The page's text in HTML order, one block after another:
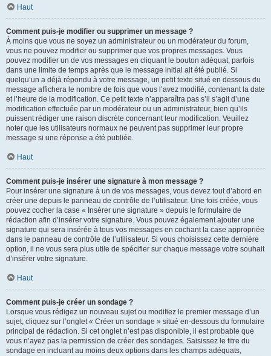
Haut
Comment puis-je modifier ou supprimer un message ?
À moins que vous ne soyez un administrateur ou un modérateur du forum,
vous ne pouvez modifier ou supprimer que vos propres messages. Vous
pouvez modifier un de vos messages en cliquant le bouton adéquat, parfois
dans une limite de temps après que le message initial ait été publié. Si
quelqu’un a déjà répondu à votre message, un petit texte situé en dessous du
message affichera le nombre de fois que vous l’avez modifié, contenant la date
et l’heure de la modification. Ce petit texte n’apparaîtra pas s’il s’agit d’une
modification effectuée par un modérateur ou un administrateur, bien qu’ils
puissent rédiger une raison discrète concernant leur modification. Veuillez
noter que les utilisateurs normaux ne peuvent pas supprimer leur propre
message si une réponse a été publiée.
Haut
Comment puis-je insérer une signature à mon message ?
Pour insérer une signature à un de vos messages, vous devez tout d’abord en
créer une depuis le panneau de contrôle de l’utilisateur. Une fois créée, vous
pouvez cocher la case « Insérer une signature » depuis le formulaire de
rédaction afin d’insérer votre signature. Vous pouvez également ajouter une
signature qui sera insérée à tous vos messages en cochant la case appropriée
dans le panneau de contrôle de l’utilisateur. Si vous choisissez cette dernière
option, il ne vous sera plus utile de spécifier sur chaque message votre souhait
d’insérer votre signature.
Haut
Comment puis-je créer un sondage ?
Lorsque vous rédigez un nouveau sujet ou modifiez le premier message d’un
sujet, cliquez sur l’onglet « Créer un sondage » situé en-dessous du formulaire
principal de rédaction. Si cet onglet n’est pas disponible, il est probable que
vous n’ayez pas la permission de créer des sondages. Saisissez le titre du
sondage en incluant au moins deux options dans les champs adéquats,